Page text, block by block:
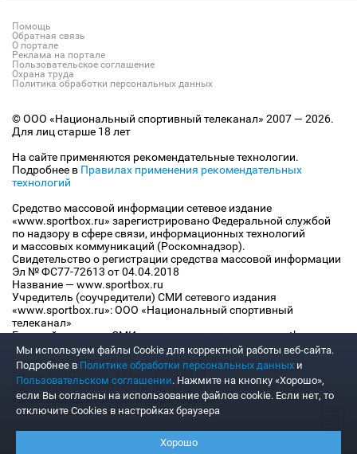
Помощь
Обратная связь
О портале
Реклама на портале
Пользовательское соглашение
Охрана труда
Политика обработки персональных данных
© ООО «Национальный спортивный телеканал» 2007 — 2026.
Для лиц старше 18 лет
На сайте применяются рекомендательные технологии.
Подробнее в Правилах применения рекомендательных
технологий
Средство массовой информации сетевое издание
«www.sportbox.ru» зарегистрировано Федеральной службой
по надзору в сфере связи, информационных технологий
и массовых коммуникаций (Роскомнадзор).
Свидетельство о регистрации средства массовой информации
Эл № ФС77-72613 от 04.04.2018
Название — www.sportbox.ru
Учредитель (соучредители) СМИ сетевого издания
«www.sportbox.ru»: ООО «Национальный спортивный
телеканал»
Главный редактор СМИ сетевого издания «www.sportbox.ru»:
Конов В.А.
Номер телефона редакции СМИ сетевого издания
«www.sportbox.ru»: +7 (495) 653 8419
Адрес электронной почты редакции СМИ сетевого издания
«www.sportbox.ru»: editor@sportbox.ru
Мы используем файлы Сookie для корректной работы веб-сайта.
Подробнее в Политике обработки персональных данных и
Пользовательском соглашении. Нажмите на кнопку «Хорошо»,
если Вы согласны на использование файлов cookie. Если нет, то
отключите Cookies в настройках браузера
Хорошо